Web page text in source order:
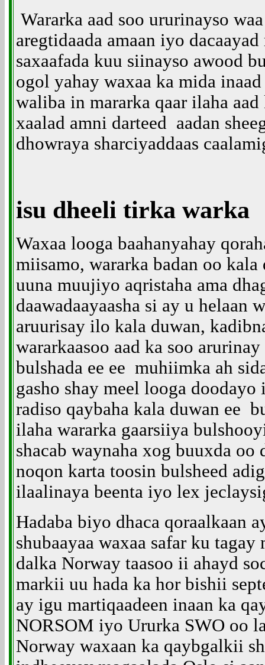
Wararka aad soo ururinayso
aregtidaada amaan iyo
saxaafada kuu siinayso awood
ogol yahay waxaa ka mida
waliba in mararka qaar ilaha aad
xaalad amni darteed aadan
dhowraya sharciyaddaas
isu dheeli tirka warka
Waxaa looga baahanyahay
miisamo, wararka badan oo kala
uuna muujiyo aqristaha ama
daawadaayaasha si ay u helaan
aruurisay ilo kala duwan,
wararkaasoo aad ka soo
bulshada ee ee muhiimka ah
gasho shay meel looga doodayo
radiso qaybaha kala duwan ee
ilaha wararka gaarsiiya
shacab waynaha xog buuxda oo
noqon karta toosin bulsheed
ilaalinaya beenta iyo lex
Hadaba biyo dhaca qoraalkaan
shubaayaa waxaa safar ku tagay
dalka Norway taasoo ii ahayd
markii uu hada ka hor bishii
ay igu martiqaadeen inaan ka
NORSOM iyo Ururka SWO oo
Norway waxaan ka qaybgalkii